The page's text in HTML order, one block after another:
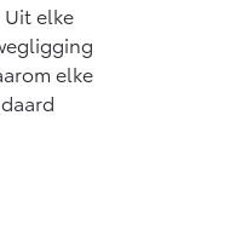
elke
elke